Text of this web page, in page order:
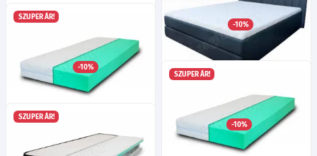
-10%
155 615Ft
Szegfű Viscolux 200x160x24
-10%
161 285
Eliott franciaágy 180 matrac
-10%
163 445
SZUPER ÁR!
Szegfű Ergo Air Hard
200x160x20 matrac
SZUPER ÁR!
SZUPER ÁR!